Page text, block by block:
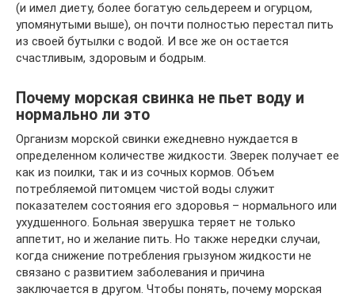
(и имел диету, более богатую сельдереем и огурцом,
упомянутыми выше), он почти полностью перестал пить
из своей бутылки с водой. И все же он остается
счастливым, здоровым и бодрым.
Почему морская свинка не пьет воду и
нормально ли это
Организм морской свинки ежедневно нуждается в
определенном количестве жидкости. Зверек получает ее
как из поилки, так и из сочных кормов. Объем
потребляемой питомцем чистой воды служит
показателем состояния его здоровья – нормального или
ухудшенного. Больная зверушка теряет не только
аппетит, но и желание пить. Но также нередки случаи,
когда снижение потребления грызуном жидкости не
связано с развитием заболевания и причина
заключается в другом. Чтобы понять, почему морская